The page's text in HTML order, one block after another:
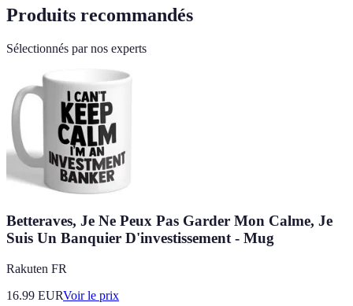
Produits recommandés
Sélectionnés par nos experts
Betteraves, Je Ne Peux Pas Garder Mon Calme, Je
Suis Un Banquier D'investissement - Mug
Rakuten FR
16.99 EURVoir le prix